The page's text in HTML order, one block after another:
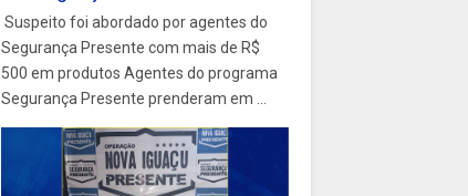
Suspeito foi abordado por agentes do
Segurança Presente com mais de R$
500 em produtos Agentes do programa
Segurança Presente prenderam em ...